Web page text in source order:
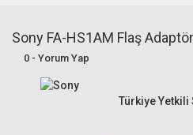
Canon R6 Mark III
Sony FA-HS1AM Flaş
0 - Yorum Yap
Türkiye Yetkili